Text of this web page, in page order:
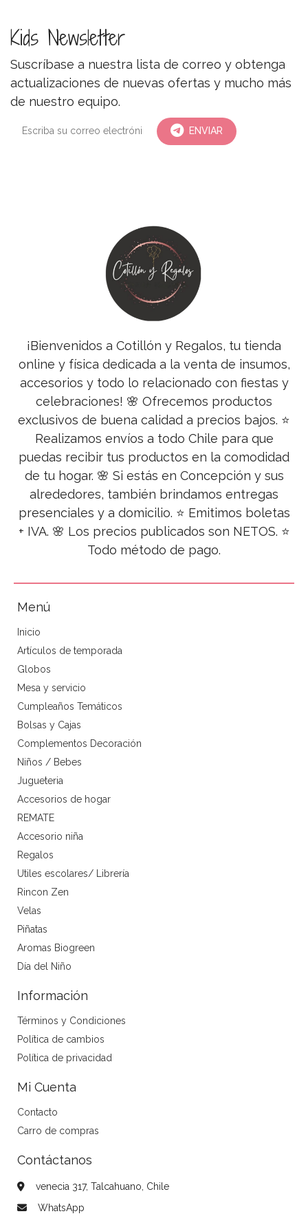
Kids Newsletter
Suscríbase a nuestra lista de correo y obtenga
actualizaciones de nuevas ofertas y mucho más
de nuestro equipo.
ENVIAR
¡Bienvenidos a Cotillón y Regalos, tu tienda
online y física dedicada a la venta de insumos,
accesorios y todo lo relacionado con fiestas y
celebraciones! 🌸 Ofrecemos productos
exclusivos de buena calidad a precios bajos. ⭐
Realizamos envíos a todo Chile para que
puedas recibir tus productos en la comodidad
de tu hogar. 🌸 Si estás en Concepción y sus
alrededores, también brindamos entregas
presenciales y a domicilio. ⭐ Emitimos boletas
+ IVA. 🌸 Los precios publicados son NETOS. ⭐
Todo método de pago.
Menú
Inicio
Artículos de temporada
Globos
Mesa y servicio
Cumpleaños Temáticos
Bolsas y Cajas
Complementos Decoración
Niños / Bebes
Jugueteria
Accesorios de hogar
REMATE
Accesorio niña
Regalos
Utiles escolares/ Librería
Rincon Zen
Velas
Piñatas
Aromas Biogreen
Día del Niño
Información
Términos y Condiciones
Política de cambios
Política de privacidad
Mi Cuenta
Contacto
Carro de compras
Contáctanos
venecia 317, Talcahuano, Chile
WhatsApp